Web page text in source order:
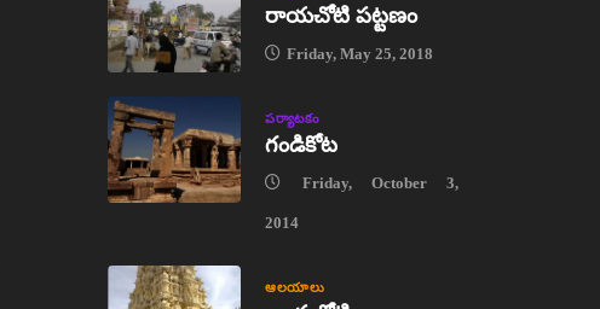
రాయచోటి పట్టణం
Friday, May 25, 2018
పర్యాటకం
గండికోట
Friday, October 3,
2014
ఆలయాలు